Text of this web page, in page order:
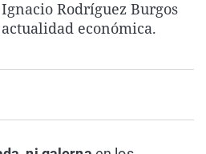
La rosa de los vientos
Como el perro y el
Caso
Equipo de
Extremadura
La Rioja
País Vasco
Virales
Elecciones
Rodríguez Burgos
económica.